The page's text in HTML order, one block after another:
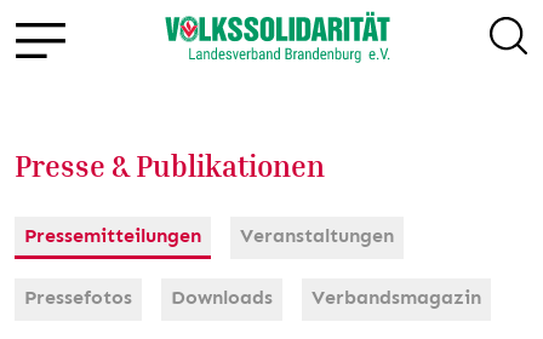
Presse & Publikationen
Pressemitteilungen Veranstaltungen
Pressefotos Downloads Verbandsmagazin